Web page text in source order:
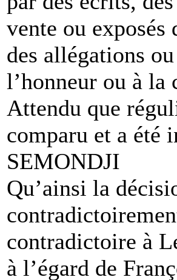
vente ou
des allégations
l’honneur ou à
Attendu que
comparu et a été
SEMONDJI
Qu’ainsi la
contradictoire à
à l’égard de